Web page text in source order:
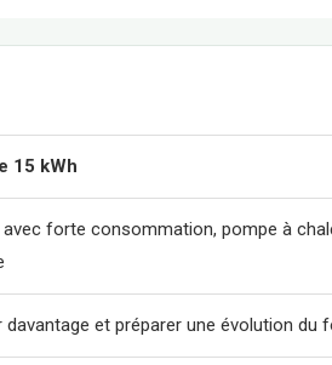
15 kWh
forte consommation, pompe à
davantage et préparer une évolution du